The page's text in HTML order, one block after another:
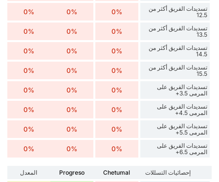
تسديدات الفريق أكثر من
12.5
0%
0%
0%
تسديدات الفريق أكثر من
13.5
0%
0%
0%
تسديدات الفريق أكثر من
14.5
0%
0%
0%
تسديدات الفريق أكثر من
15.5
0%
0%
0%
تسديدات الفريق على
المرمى 3.5+
0%
0%
0%
تسديدات الفريق على
المرمى 4.5+
0%
0%
0%
تسديدات الفريق على
المرمى 5.5+
0%
0%
0%
تسديدات الفريق على
المرمى 6.5+
0%
0%
0%
إحصائيات التسللات Chetumal
Progreso
المعدل